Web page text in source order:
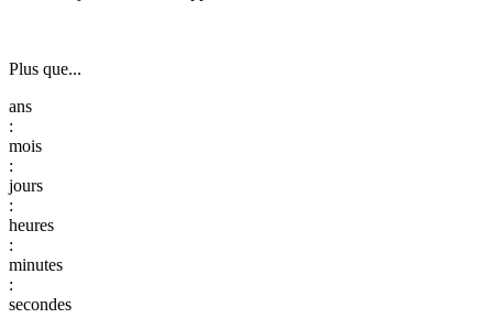
Plus que...
:
:
:
:
: